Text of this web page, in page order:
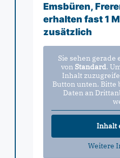
Emsbüren,
erhalten fast 1
zusätzlich
Sie sehen
von Standard.
Inhalt
Button unten. Bitte
Daten an
Inhalt
Weitere